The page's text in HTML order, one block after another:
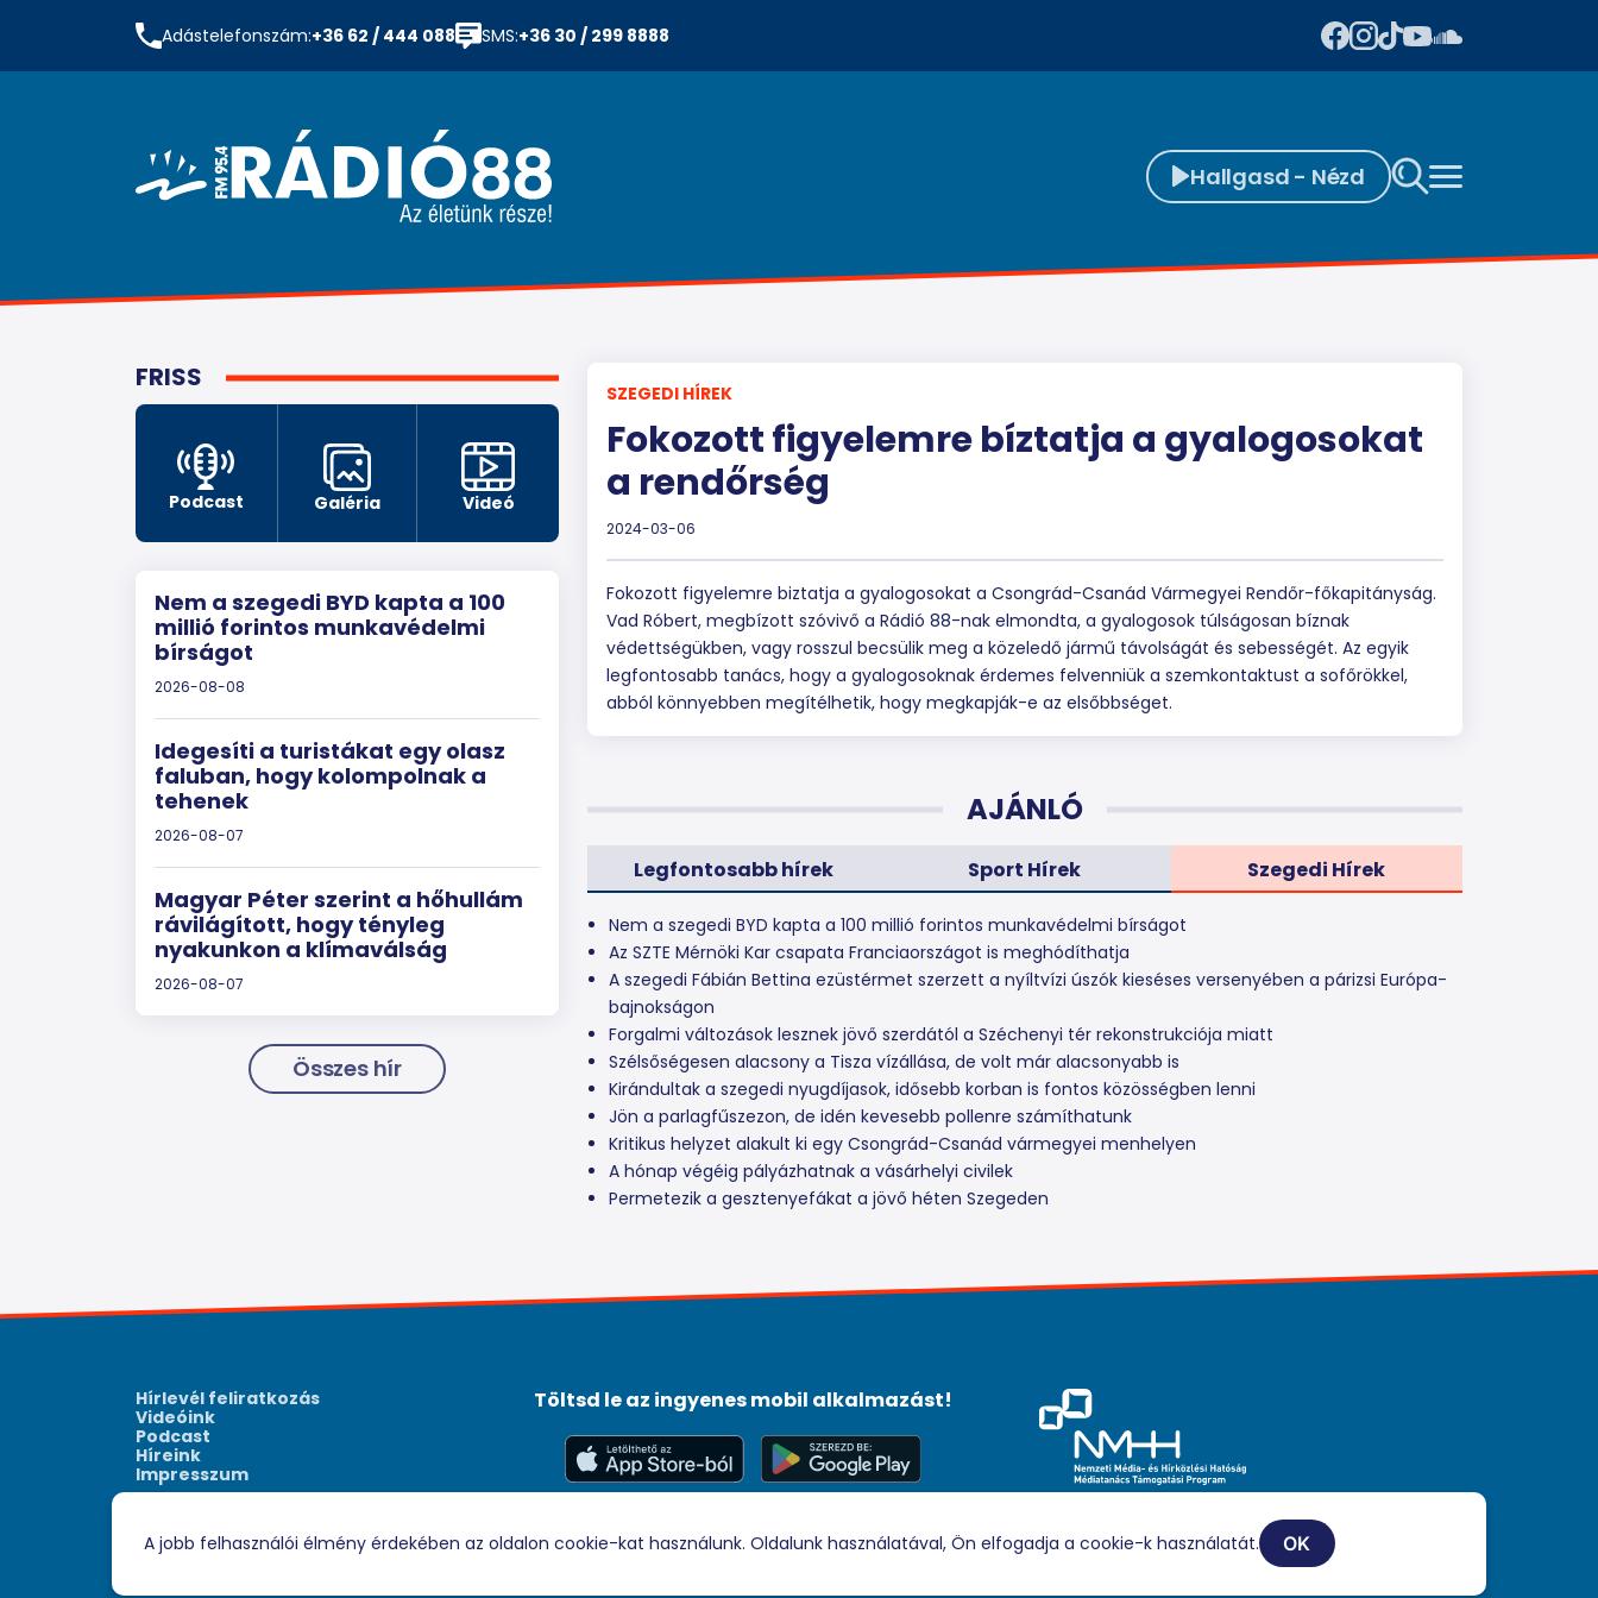
Adástelefonszám:+36 62 / 444 088 SMS:+36 30 / 299 8888
Hallgasd - Nézd
FRISS
Podcast Galéria Videó
Nem a szegedi BYD kapta a 100
millió forintos munkavédelmi
bírságot
2026-08-08
Idegesíti a turistákat egy olasz
faluban, hogy kolompolnak a
tehenek
2026-08-07
Magyar Péter szerint a hőhullám
rávilágított, hogy tényleg
nyakunkon a klímaválság
2026-08-07
Összes hír
SZEGEDI HÍREK
Fokozott figyelemre bíztatja a gyalogosokat
a rendőrség
2024-03-06
Fokozott figyelemre biztatja a gyalogosokat a Csongrád-Csanád Vármegyei Rendőr-főkapitányság.
Vad Róbert, megbízott szóvivő a Rádió 88-nak elmondta, a gyalogosok túlságosan bíznak
védettségükben, vagy rosszul becsülik meg a közeledő jármű távolságát és sebességét. Az egyik
legfontosabb tanács, hogy a gyalogosoknak érdemes felvenniük a szemkontaktust a sofőrökkel,
abból könnyebben megítélhetik, hogy megkapják-e az elsőbbséget.
AJÁNLÓ
Legfontosabb hírek Sport Hírek Szegedi Hírek
Nem a szegedi BYD kapta a 100 millió forintos munkavédelmi bírságot
Az SZTE Mérnöki Kar csapata Franciaországot is meghódíthatja
A szegedi Fábián Bettina ezüstérmet szerzett a nyíltvízi úszók kieséses versenyében a párizsi Európa-
bajnokságon
Forgalmi változások lesznek jövő szerdától a Széchenyi tér rekonstrukciója miatt
Szélsőségesen alacsony a Tisza vízállása, de volt már alacsonyabb is
Kirándultak a szegedi nyugdíjasok, idősebb korban is fontos közösségben lenni
Jön a parlagfűszezon, de idén kevesebb pollenre számíthatunk
Kritikus helyzet alakult ki egy Csongrád-Csanád vármegyei menhelyen
A hónap végéig pályázhatnak a vásárhelyi civilek
Permetezik a gesztenyefákat a jövő héten Szegeden
Hírlevél feliratkozás
Videóink
Podcast
Híreink
Impresszum
Töltsd le az ingyenes mobil alkalmazást!
Támogatási Program keretében támogatja.
A jobb felhasználói élmény érdekében az oldalon cookie-kat használunk. Oldalunk használatával, Ön elfogadja a cookie-k használatát. OK